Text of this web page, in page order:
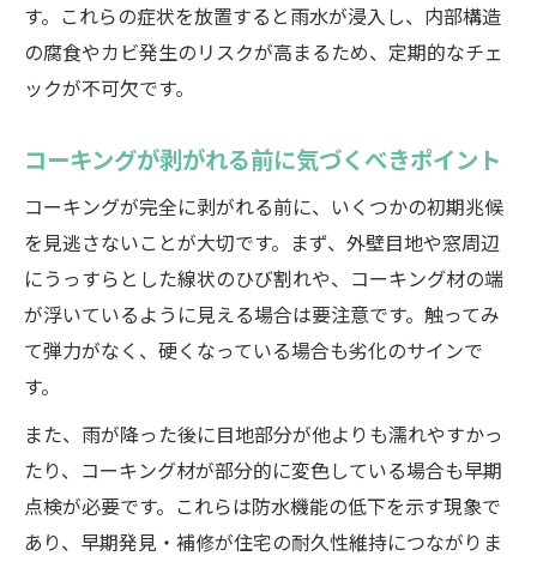
相見積もりで費用の妥当性を確認する方法
現地調査でわかるコーキング劣化の実態
依頼前に押さえたいチェックリスト
外観を守るコーキングメンテナンス実践法
コーキングメンテナンス手順と工程比較表
外壁塗装と同時施工で得られるメリット
防水性を高めるコーキング材の選び方
定期点検で美観と耐久性を保つコツ
す。これらの症状を放置すると雨水が浸入し、内部構造
の腐食やカビ発生のリスクが高まるため、定期的なチェ
ックが不可欠です。
コーキングが剥がれる前に気づくべきポイント
コーキングが完全に剥がれる前に、いくつかの初期兆候
を見逃さないことが大切です。まず、外壁目地や窓周辺
にうっすらとした線状のひび割れや、コーキング材の端
が浮いているように見える場合は要注意です。触ってみ
て弾力がなく、硬くなっている場合も劣化のサインで
す。
また、雨が降った後に目地部分が他よりも濡れやすかっ
たり、コーキング材が部分的に変色している場合も早期
点検が必要です。これらは防水機能の低下を示す現象で
あり、早期発見・補修が住宅の耐久性維持につながりま